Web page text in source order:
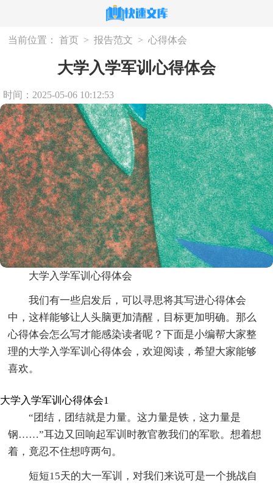
当前位置： 首页 > 报告范文 > 心得体会
大学入学军训心得体会
时间：2025-05-06 10:12:53
大学入学军训心得体会
我们有一些启发后，可以寻思将其写进心得体会
中，这样能够让人头脑更加清醒，目标更加明确。那么
心得体会怎么写才能感染读者呢？下面是小编帮大家整
理的大学入学军训心得体会，欢迎阅读，希望大家能够
喜欢。
大学入学军训心得体会1
“团结，团结就是力量。这力量是铁，这力量是
钢……”耳边又回响起军训时教官教我们的军歌。想着想
着，竟忍不住想哼两句。
短短15天的大一军训，对我们来说可是一个挑战自